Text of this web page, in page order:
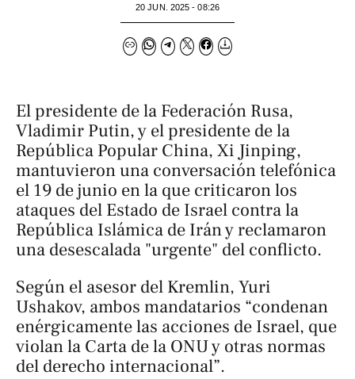
20 JUN. 2025 - 08:26
El presidente de la Federación Rusa,
Vladimir Putin, y el presidente de la
República Popular China, Xi Jinping,
mantuvieron una conversación telefónica
el 19 de junio en la que criticaron los
ataques del Estado de Israel contra la
República Islámica de Irán y reclamaron
una desescalada "urgente" del conflicto.
Según el asesor del Kremlin, Yuri
Ushakov, ambos mandatarios “condenan
enérgicamente las acciones de Israel, que
violan la Carta de la ONU y otras normas
del derecho internacional”.